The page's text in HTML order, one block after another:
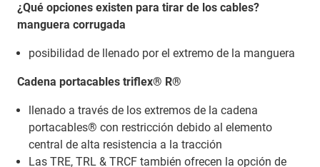
¿Qué opciones existen para tirar de los cables?
manguera corrugada
posibilidad de llenado por el extremo de la manguera
Cadena portacables triflex® R®
llenado a través de los extremos de la cadena
portacables® con restricción debido al elemento
central de alta resistencia a la tracción
Las TRE, TRL & TRCF también ofrecen la opción de